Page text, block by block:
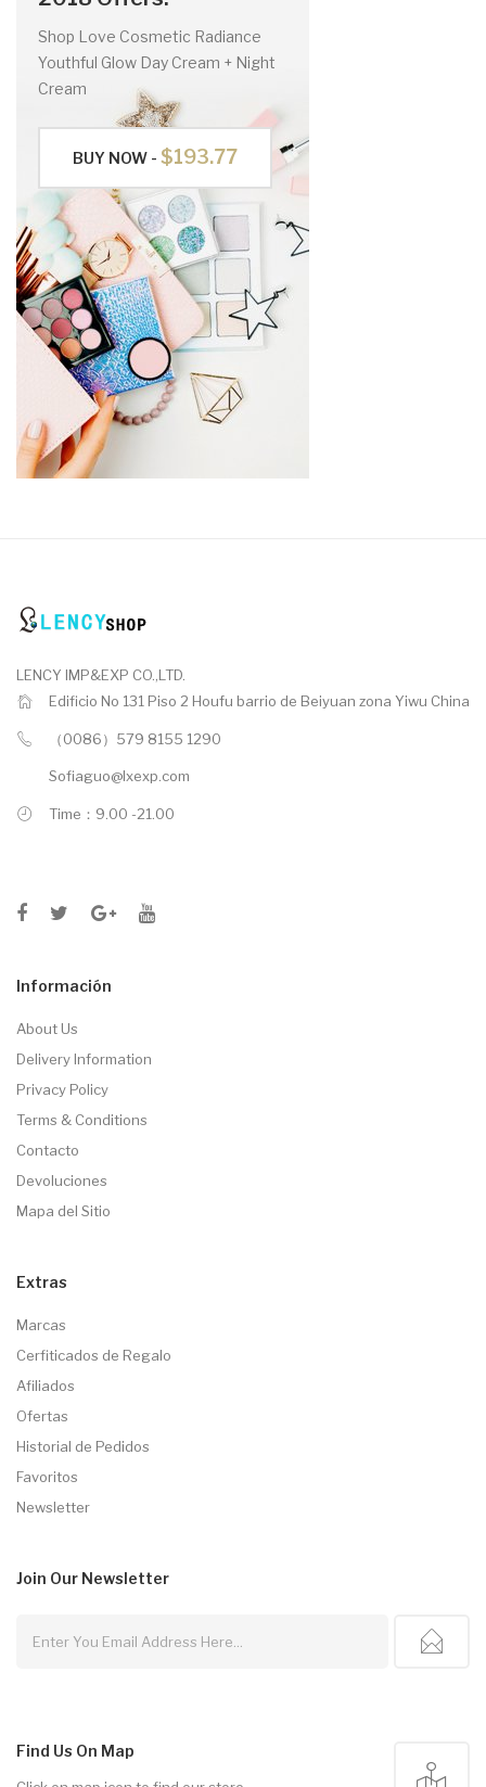
Shop Love Cosmetic Radiance
Youthful Glow Day Cream + Night
Cream
BUY NOW - $193.77
LENCY IMP&EXP CO.,LTD.
Edificio No 131 Piso 2 Houfu barrio de Beiyuan zona Yiwu China
（0086）579 8155 1290
Sofiaguo@lxexp.com
Time：9.00 -21.00
Información
About Us
Delivery Information
Privacy Policy
Terms & Conditions
Contacto
Devoluciones
Mapa del Sitio
Extras
Marcas
Cerfiticados de Regalo
Afiliados
Ofertas
Historial de Pedidos
Favoritos
Newsletter
Join Our Newsletter
Find Us On Map